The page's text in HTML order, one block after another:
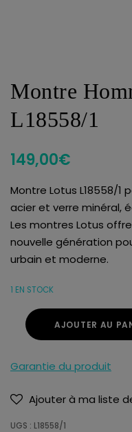
Montre
L18558/1
149,00€
Montre Lotus L18558/1
acier et verre minéral,
Les montres Lotus
nouvelle génération
urbain et moderne.
1 EN STOCK
AJOUTER AU
Garantie du produit
Ajouter à ma liste
UGS : L18558/1